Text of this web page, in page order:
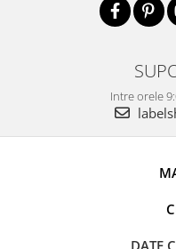
Intre orele